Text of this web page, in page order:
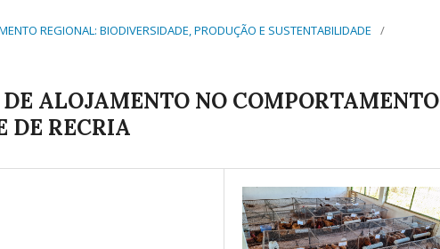
REGIONAL: BIODIVERSIDADE, PRODUÇÃO E SUSTENTABILIDADE
/
ALOJAMENTO NO COMPORTAMENTO
DE RECRIA